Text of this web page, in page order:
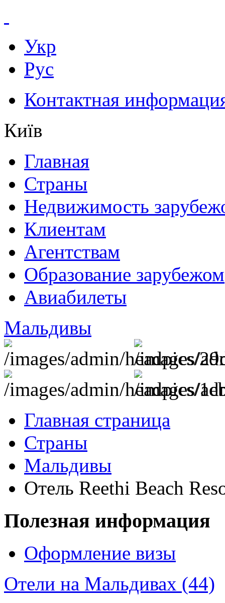
Укр
Рус
Контактная
Київ
Главная
Страны
Недвижимость
Клиентам
Агентствам
Образование зарубежом
Авиабилеты
Мальдивы
Главная страница
Страны
Мальдивы
Отель Reethi Beach
Полезная информация
Оформление визы
Отели на Мальдивах (44)